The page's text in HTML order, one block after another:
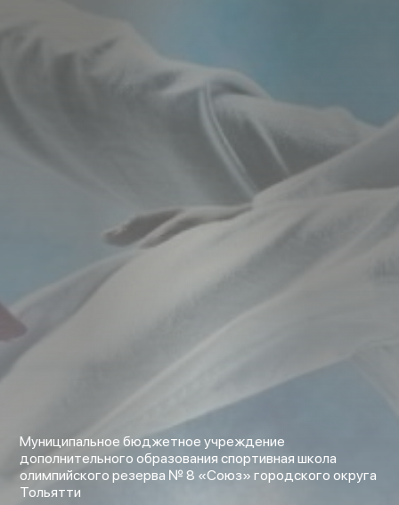
Муниципальное бюджетное учреждение
дополнительного образования спортивная школа
олимпийского резерва № 8 «Союз» городского округа
Тольятти